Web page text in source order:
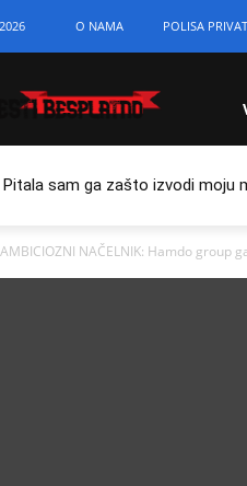
O NAMA POLISA
Pitala sam ga zašto izvodi moju
AMBICIOZNI NAČELNIK: Hamdo group